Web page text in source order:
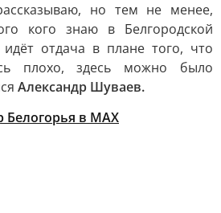
но тем не менее,
кого знаю в Белгородской
отдача в плане того, что
плохо, здесь можно было
Александр Шуваев.
в MAX